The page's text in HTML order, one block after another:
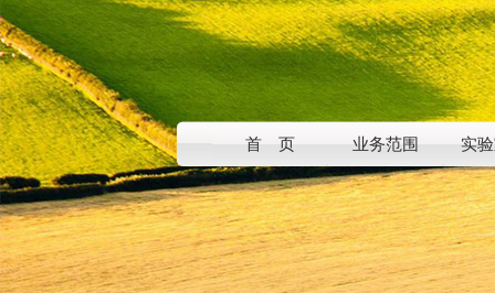
首 页 业务范围 实